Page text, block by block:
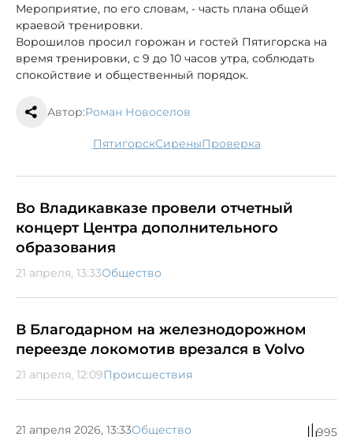
Мероприятие, по его словам, - часть плана общей
краевой тренировки.
Ворошилов просил горожан и гостей Пятигорска на
время тренировки, с 9 до 10 часов утра, соблюдать
спокойствие и общественный порядок.
Автор:Роман Новоселов
Пятигорск сирены проверка
Во Владикавказе провели отчетный
концерт Центра дополнительного
образования
21 апреля, 13:33Общество
В Благодарном на железнодорожном
переезде локомотив врезался в Volvo
21 апреля, 12:09Происшествия
21 апреля 2026, 13:33Общество 995